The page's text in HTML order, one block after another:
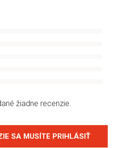
žiadne recenzie.
SA MUSÍTE PRIHLÁSIŤ